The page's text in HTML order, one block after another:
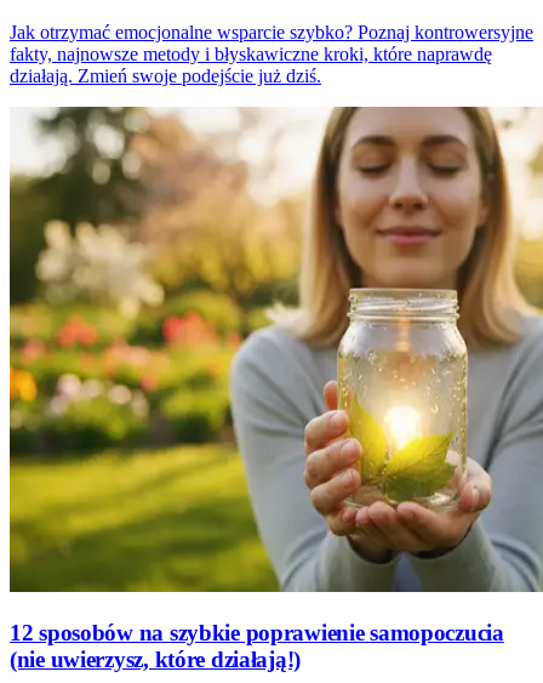
Jak otrzymać emocjonalne wsparcie szybko? Poznaj kontrowersyjne
fakty, najnowsze metody i błyskawiczne kroki, które naprawdę
działają. Zmień swoje podejście już dziś.
12 sposobów na szybkie poprawienie samopoczucia
(nie uwierzysz, które działają!)